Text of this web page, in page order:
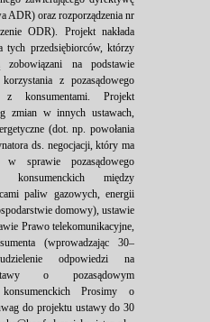
ADR) oraz rozporządzenia nr
ODR). Projekt nakłada
tych przedsiębiorców, którzy
na podstawie
z pozasądowego
konsumentami. Projekt
zmian w innych ustawach,
(dot. np. powołania
ds. negocjacji, który ma
w sprawie pozasądowego
konsumenckich między
paliw gazowych, energii
domowy), ustawie
Prawo telekomunikacyjne,
(wprowadzając 30–
odpowiedzi na
o pozasądowym
Prosimy o
do projektu ustawy do 30